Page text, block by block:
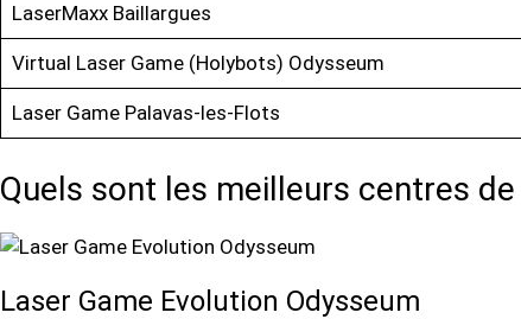
LaserMaxx Baillargues
Virtual Laser Game (Holybots) Odysseum
Laser Game Palavas-les-Flots
Quels sont les meilleurs centres
Laser Game Evolution Odysseum